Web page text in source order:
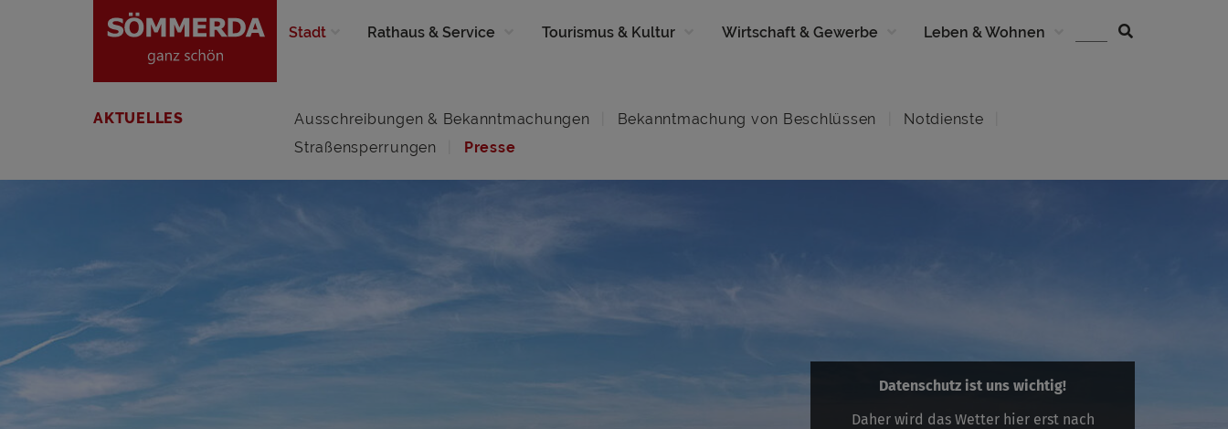
Stadt Rathaus & Service Tourismus & Kultur Wirtschaft & Gewerbe Leben & Wohnen
AKTUELLES Ausschreibungen & Bekanntmachungen Bekanntmachung von Beschlüssen
Notdienste
Straßensperrungen
Presse
Datenschutz ist uns wichtig!
Daher wird das Wetter hier erst nach